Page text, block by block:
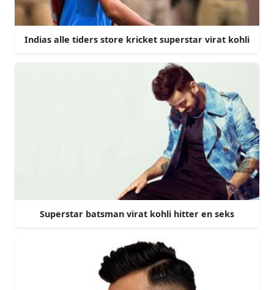
Indias alle tiders store kricket superstar virat kohli
Superstar batsman virat kohli hitter en seks